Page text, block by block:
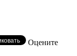
Оцените